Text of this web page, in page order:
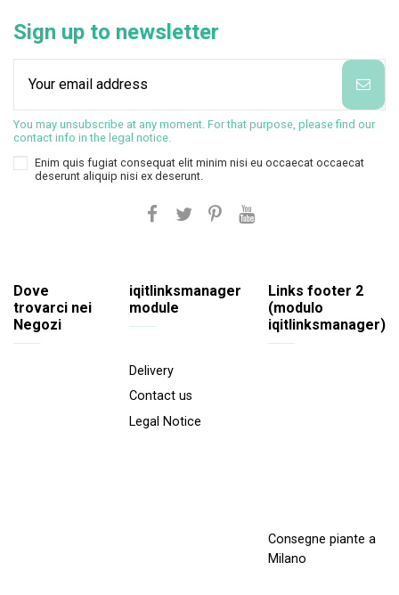
Sign up to newsletter
You may unsubscribe at any moment. For that purpose, please find our
contact info in the legal notice.
Enim quis fugiat consequat elit minim nisi eu occaecat occaecat
deserunt aliquip nisi ex deserunt.
Dove
trovarci nei
Negozi
iqitlinksmanager
module
Delivery
Contact us
Legal Notice
Links footer 2
(modulo
iqitlinksmanager)
Consegne piante a
Milano